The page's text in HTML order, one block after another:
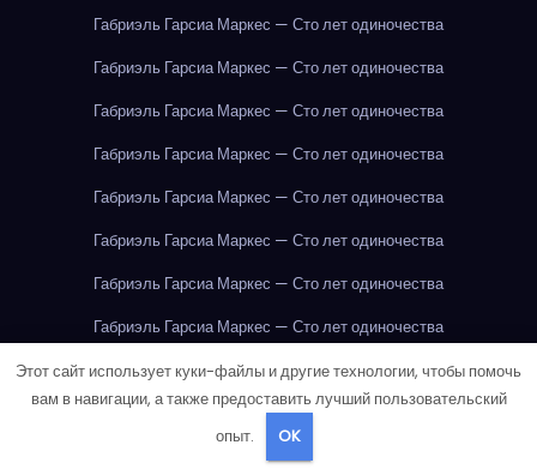
Габриэль Гарсиа Маркес — Сто лет одиночества
Габриэль Гарсиа Маркес — Сто лет одиночества
Габриэль Гарсиа Маркес — Сто лет одиночества
Габриэль Гарсиа Маркес — Сто лет одиночества
Габриэль Гарсиа Маркес — Сто лет одиночества
Габриэль Гарсиа Маркес — Сто лет одиночества
Габриэль Гарсиа Маркес — Сто лет одиночества
Габриэль Гарсиа Маркес — Сто лет одиночества
Габриэль Гарсиа Маркес — Сто лет одиночества
Габриэль Гарсиа Маркес — Сто лет одиночества
Габриэль Гарсиа Маркес — Сто лет одиночества
Этот сайт использует куки-файлы и другие технологии, чтобы помочь
вам в навигации, а также предоставить лучший пользовательский
опыт.
OK